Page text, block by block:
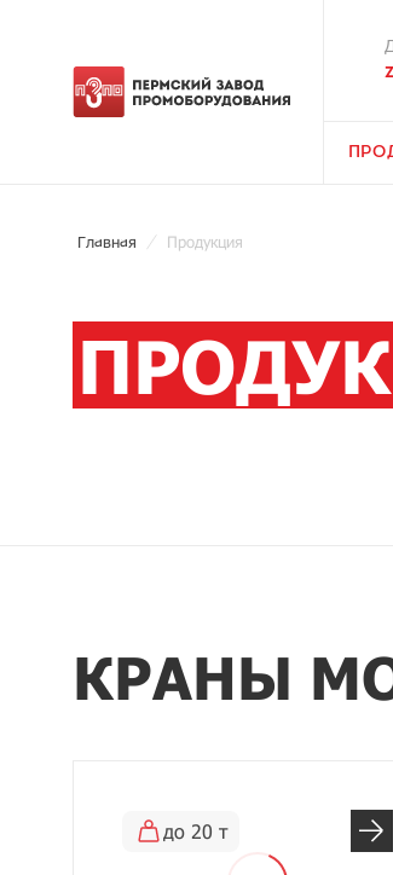
Главная Продукция
КРАНЫ
до 20 т